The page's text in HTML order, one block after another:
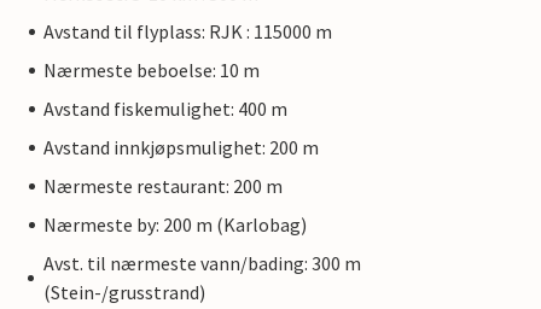
Avstand til flyplass: RJK : 115000 m
Nærmeste beboelse: 10 m
Avstand fiskemulighet: 400 m
Avstand innkjøpsmulighet: 200 m
Nærmeste restaurant: 200 m
Nærmeste by: 200 m (Karlobag)
Avst. til nærmeste vann/bading: 300 m
(Stein-/grusstrand)